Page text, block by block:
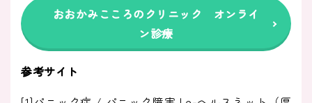
おおかみこころのクリニック オンライ
ン診療
参考サイト